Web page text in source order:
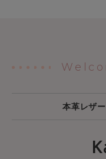
本革レザ